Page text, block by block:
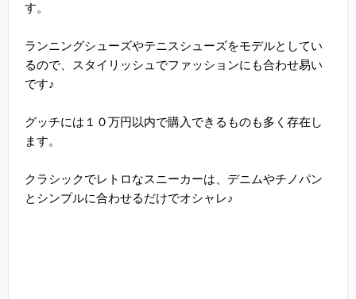
す。
ランニングシューズやテニスシューズをモデルとしてい
るので、スタイリッシュでファッションにも合わせ易い
です♪
グッチには１０万円以内で購入できるものも多く存在し
ます。
クラシックでレトロなスニーカーは、デニムやチノパン
とシンプルに合わせるだけでオシャレ♪